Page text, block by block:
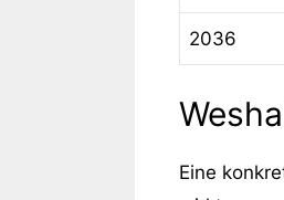
2036
Eine